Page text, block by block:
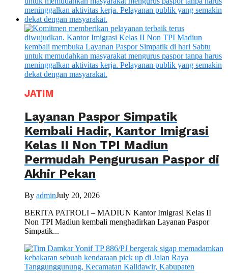
JATIM
Layanan Paspor Simpatik
Kembali Hadir, Kantor Imigrasi
Kelas II Non TPI Madiun
Permudah Pengurusan Paspor di
Akhir Pekan
By adminJuly 20, 2026
BERITA PATROLI – MADIUN Kantor Imigrasi Kelas II
Non TPI Madiun kembali menghadirkan Layanan Paspor
Simpatik...